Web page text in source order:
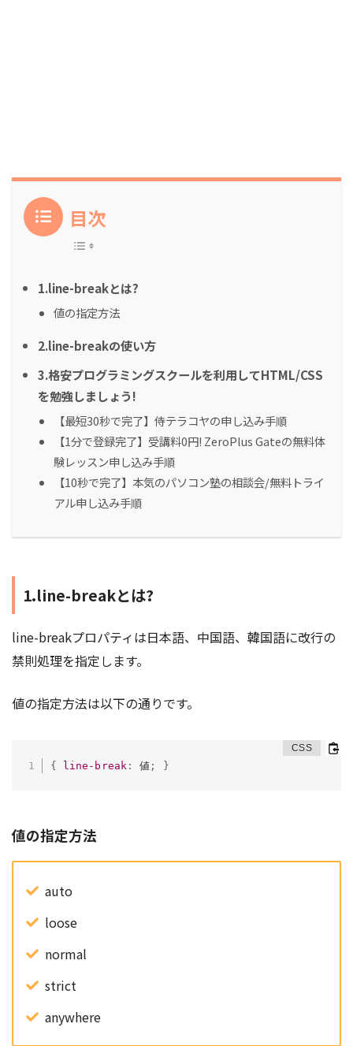
目次
1.line-breakとは?
値の指定方法
2.line-breakの使い方
3.格安プログラミングスクールを利用してHTML/CSS
を勉強しましょう!
【最短30秒で完了】侍テラコヤの申し込み手順
【1分で登録完了】受講料0円! ZeroPlus Gateの無料体
験レッスン申し込み手順
【10秒で完了】本気のパソコン塾の相談会/無料トライ
アル申し込み手順
1.line-breakとは?
line-breakプロパティは日本語、中国語、韓国語に改行の
禁則処理を指定します。
値の指定方法は以下の通りです。
{ line-break : 値 ; }
値の指定方法
auto
loose
normal
strict
anywhere